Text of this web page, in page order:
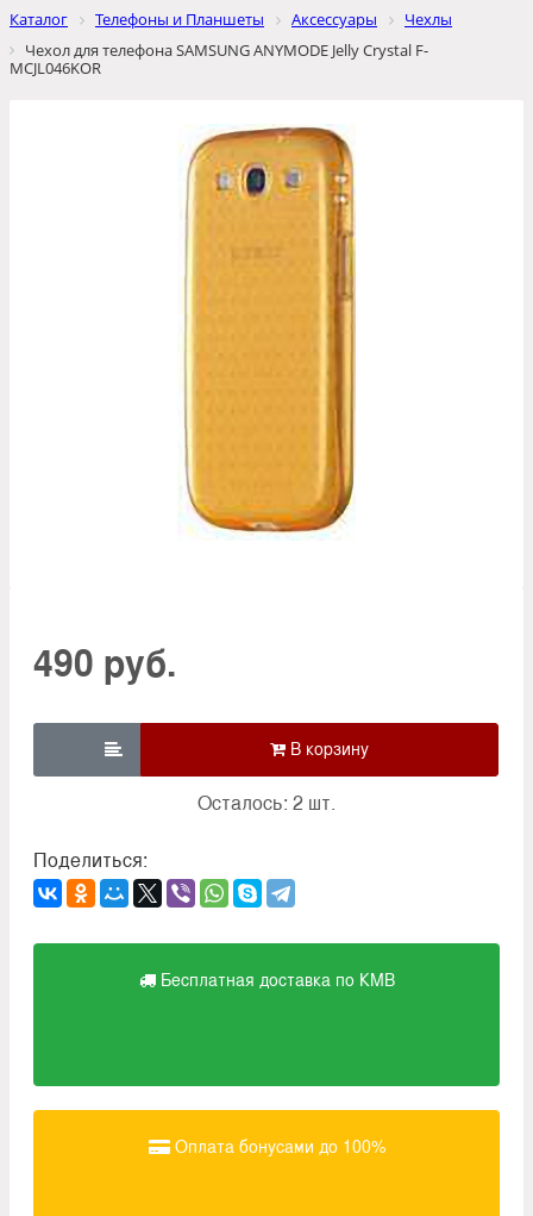
Каталог Телефоны и Планшеты Аксессуары
Чехлы
Чехол для телефона SAMSUNG ANYMODE Jelly Crystal F-
MCJL046KOR
490 руб.

Осталось: 2 шт.
Поделиться:
Бесплатная доставка по КМВ
Оплата бонусами до 100%